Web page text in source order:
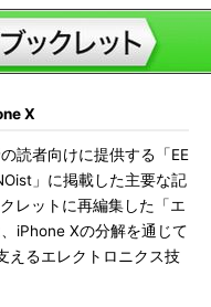
X
読者向けに提供する「EE
」に掲載した主要な記
レットに再編集した「エ
iPhone Xの分解を通じて
えるエレクトロニクス技